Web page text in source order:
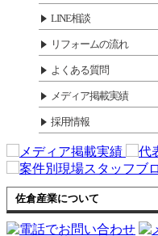
LINE相談
リフォームの流れ
よくある質問
メディア掲載実績
採用情報
佐倉産業について